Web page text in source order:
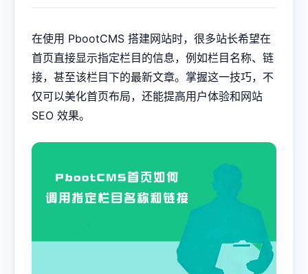
在使用 PbootCMS 搭建网站时，很多站长希望在
首页直接显示指定栏目的信息，例如栏目名称、链
接，甚至该栏目下的最新文章。掌握这一技巧，不
仅可以美化首页布局，还能提高用户体验和网站
SEO 效果。